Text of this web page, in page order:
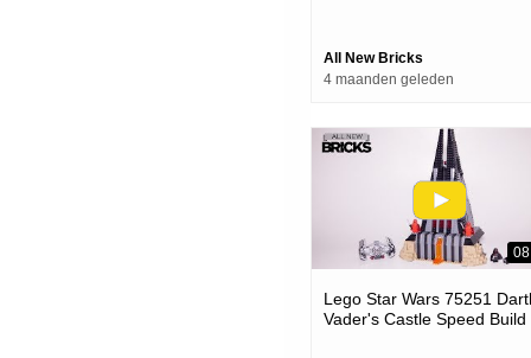
All New Bricks
4 maanden geleden
Lego Star Wars 75251
Vader's Castle Speed Build